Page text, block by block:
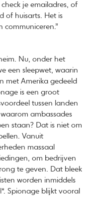
je emailadres, of
of huisarts. Het is
communiceren.”
Nu, onder het
een sleepwet, waarin
met Amerika gedeeld
is een groot
tussen landen
ambassades
staan? Dat is niet om
Vanuit
massaal
om bedrijven
te geven. Dat bleek
worden inmiddels
Spionage blijkt vooral